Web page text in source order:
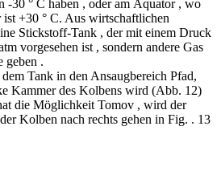
-30 ° C haben , oder am Äquator , wo
+30 ° C. Aus wirtschaftlichen
Stickstoff-Tank , der mit einem Druck
vorgesehen ist , sondern andere Gas
geben .
Tank in den Ansaugbereich Pfad,
Kammer des Kolbens wird (Abb. 12)
die Möglichkeit Tomov , wird der
Kolben nach rechts gehen in Fig. . 13